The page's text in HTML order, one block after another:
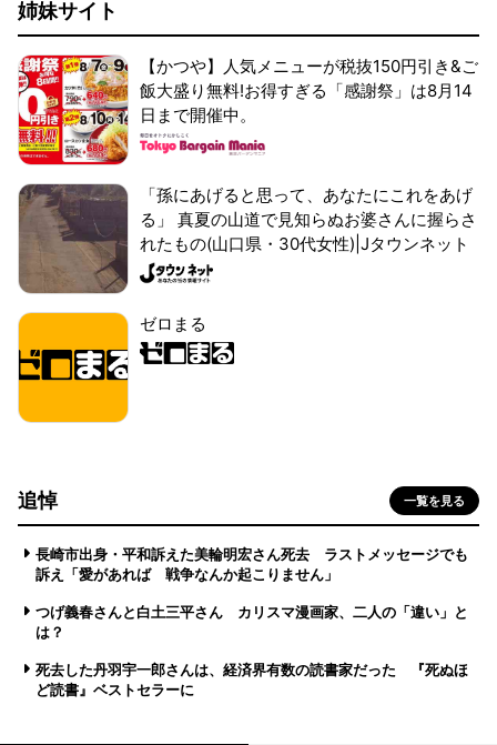
姉妹サイト
【かつや】人気メニューが税抜150円引き&ご
飯大盛り無料!お得すぎる「感謝祭」は8月14
日まで開催中。
「孫にあげると思って、あなたにこれをあげ
る」 真夏の山道で見知らぬお婆さんに握らさ
れたもの(山口県・30代女性)|Jタウンネット
ゼロまる
追悼 一覧を見る
長崎市出身・平和訴えた美輪明宏さん死去 ラストメッセージでも
訴え「愛があれば 戦争なんか起こりません」
つげ義春さんと白土三平さん カリスマ漫画家、二人の「違い」と
は？
死去した丹羽宇一郎さんは、経済界有数の読書家だった 『死ぬほ
ど読書』ベストセラーに